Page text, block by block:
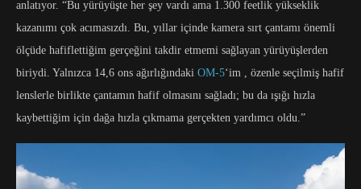
anlatıyor. “Bu yürüyüşte her şey vardı ama 1.300 feetlik yükseklik
kazanımı çok acımasızdı. Bu, yıllar içinde kamera sırt çantamı önemli
ölçüde hafiflettiğim gerçeğini takdir etmemi sağlayan yürüyüşlerden
biriydi. Yalnızca 14,6 ons ağırlığındaki OM-5‘im , özenle seçilmiş hafif
lenslerle birlikte çantamın hafif olmasını sağladı; bu da ışığı hızla
kaybettiğim için dağa hızla çıkmama gerçekten yardımcı oldu.”